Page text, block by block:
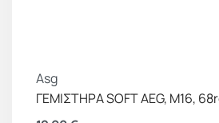
Asg
ΓΕΜΙΣΤΗΡΑ SOFT AEG, M16,